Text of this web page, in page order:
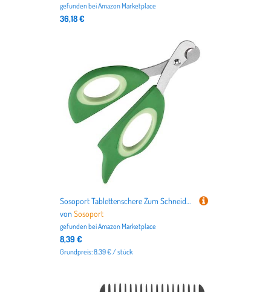
gefunden beiAmazon Marketplace
36,18 €
Sosoport Tablettenschere Zum Schneiden Von Medikamentenpillen Pillen-Werkzeug Zum Zerkleinern Von Tabletten Tragbarer Tablettenschneider Für Reisen Und Heimgebrauch
vonSosoport
gefunden beiAmazon Marketplace
8,39 €
Grundpreis: 8.39 € / stück